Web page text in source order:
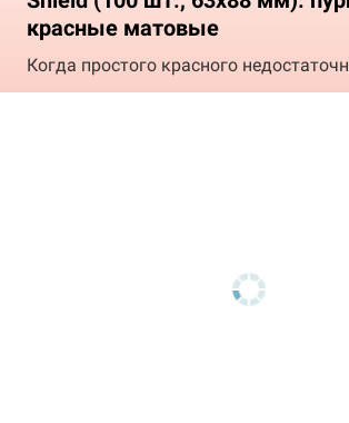
красные матовые
Когда простого красного